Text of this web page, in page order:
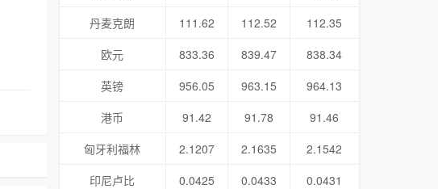
丹麦克朗
111.62 112.52
112.35
欧元
833.36 839.47
838.34
英镑
956.05 963.15
964.13
港币
91.42 91.78
91.46
匈牙利福林
2.1207 2.1635
2.1542
印尼卢比
0.0425 0.0433
0.0431